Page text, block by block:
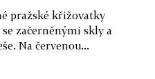
pražské křižovatky
začerněnými skly a
Na červenou...